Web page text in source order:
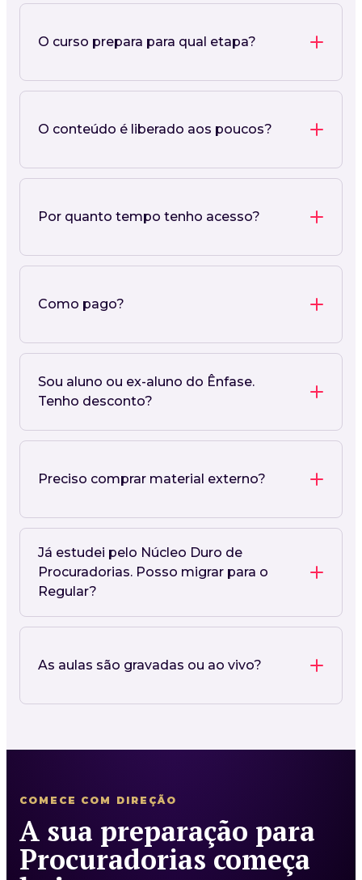
O curso prepara para qual etapa?
O conteúdo é liberado aos poucos?
Por quanto tempo tenho acesso?
Como pago?
Sou aluno ou ex-aluno do Ênfase.
Tenho desconto?
Preciso comprar material externo?
Já estudei pelo Núcleo Duro de
Procuradorias. Posso migrar para o
Regular?
As aulas são gravadas ou ao vivo?
COMECE COM DIREÇÃO
A sua preparação para
Procuradorias começa